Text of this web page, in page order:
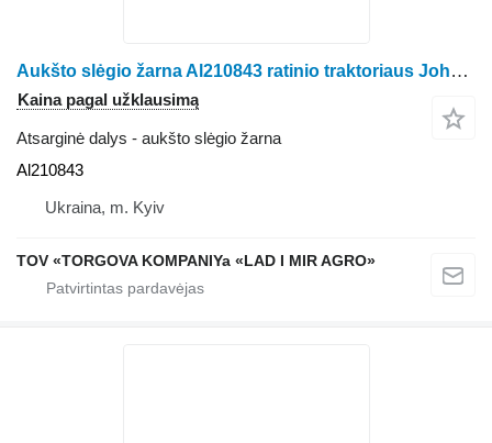
Aukšto slėgio žarna Al210843 ratinio traktoriaus John Deere 6105M, 6110M, 6115M
Kaina pagal užklausimą
Atsarginė dalys - aukšto slėgio žarna
Al210843
Ukraina, m. Kyiv
TOV «TORGOVA KOMPANIYa «LAD I MIR AGRO»